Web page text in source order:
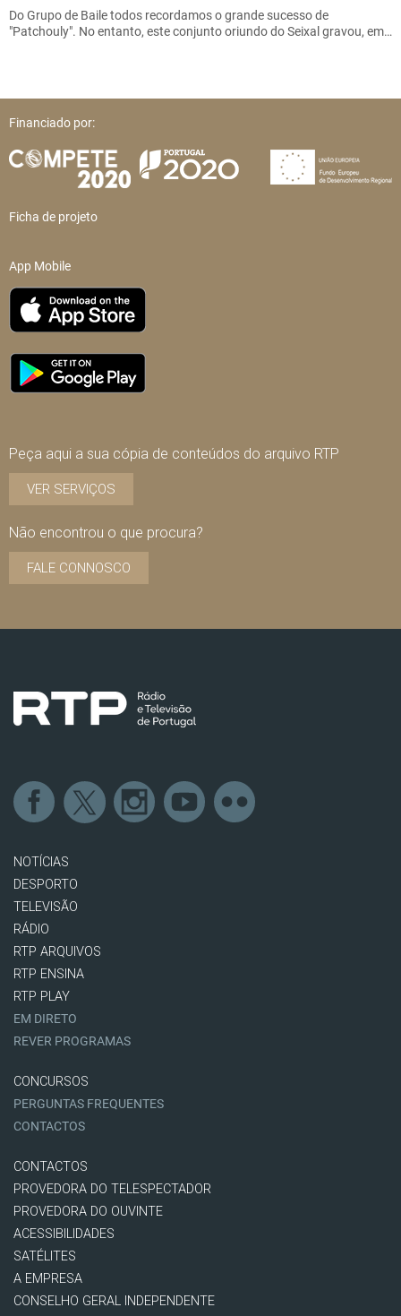
Do Grupo de Baile todos recordamos o grande sucesso de
"Patchouly". No entanto, este conjunto oriundo do Seixal gravou, em…
Financiado por:
Ficha de projeto
App Mobile
Peça aqui a sua cópia de conteúdos do arquivo RTP
VER SERVIÇOS
Não encontrou o que procura?
FALE CONNOSCO
NOTÍCIAS
DESPORTO
TELEVISÃO
RÁDIO
RTP ARQUIVOS
RTP ENSINA
RTP PLAY
EM DIRETO
REVER PROGRAMAS
CONCURSOS
PERGUNTAS FREQUENTES
CONTACTOS
CONTACTOS
PROVEDORA DO TELESPECTADOR
PROVEDORA DO OUVINTE
ACESSIBILIDADES
SATÉLITES
A EMPRESA
CONSELHO GERAL INDEPENDENTE